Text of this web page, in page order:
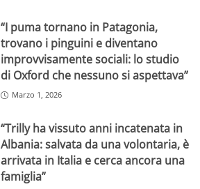
“I puma tornano in Patagonia,
trovano i pinguini e diventano
improvvisamente sociali: lo studio
di Oxford che nessuno si aspettava”
Marzo 1, 2026
“Trilly ha vissuto anni incatenata in
Albania: salvata da una volontaria, è
arrivata in Italia e cerca ancora una
famiglia”